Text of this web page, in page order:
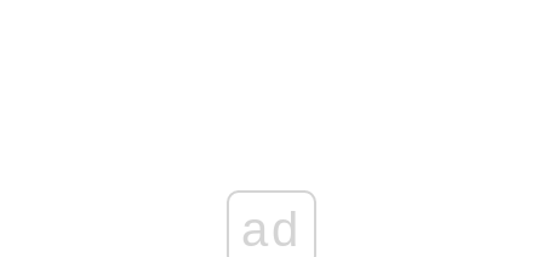
ad